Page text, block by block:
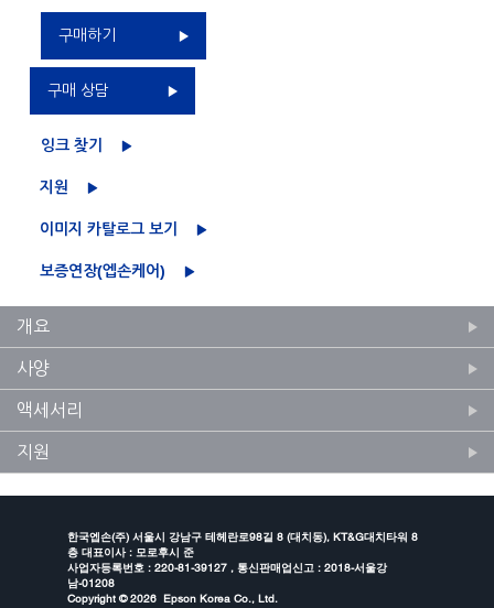
구매하기
구매 상담
잉크 찾기
지원
이미지 카탈로그 보기
보증연장(엡손케어)
개요
사양
액세서리
지원
한국엡손(주) 서울시 강남구 테헤란로98길 8 (대치동), KT&G대치타워 8
층 대표이사 : 모로후시 준
사업자등록번호 : 220-81-39127 , 통신판매업신고 : 2018-서울강
남-01208
Copyright ©2026 Epson Korea Co., Ltd.